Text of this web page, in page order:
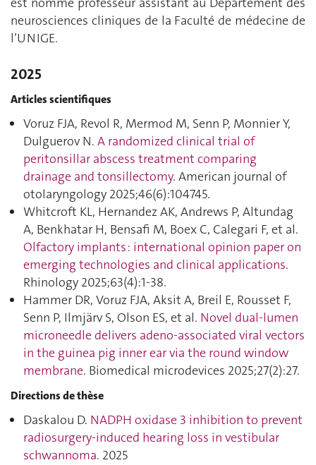
neurosciences cliniques de la Faculté de médecine de
l’UNIGE.
2025
Articles scientifiques
Voruz FJA, Revol R, Mermod M, Senn P, Monnier Y,
Dulguerov N. A randomized clinical trial of
peritonsillar abscess treatment comparing
drainage and tonsillectomy. American journal of
otolaryngology 2025;46(6):104745.
Whitcroft KL, Hernandez AK, Andrews P, Altundag
A, Benkhatar H, Bensafi M, Boex C, Calegari F, et al.
Olfactory implants : international opinion paper on
emerging technologies and clinical applications.
Rhinology 2025;63(4):1‑38.
Hammer DR, Voruz FJA, Aksit A, Breil E, Rousset F,
Senn P, Ilmjärv S, Olson ES, et al. Novel dual-lumen
microneedle delivers adeno-associated viral vectors
in the guinea pig inner ear via the round window
membrane. Biomedical microdevices 2025;27(2):27.
Directions de thèse
Daskalou D. NADPH oxidase 3 inhibition to prevent
radiosurgery-induced hearing loss in vestibular
schwannoma. 2025